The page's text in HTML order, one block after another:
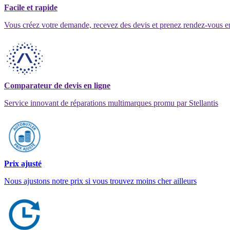
Facile et rapide
Vous créez votre demande, recevez des devis et prenez rendez-vous
Comparateur de devis en ligne
Service innovant de réparations multimarques promu par Stellantis
Prix ajusté
Nous ajustons notre prix si vous trouvez moins cher ailleurs